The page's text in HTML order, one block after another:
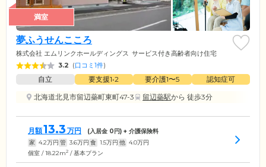
満室
夢ふうせんこころ
株式会社 エムリンクホールディングス サービス付き高齢者向け住宅
3.2 (口コミ1件)
自立 要支援1•2 要介護1〜5
認知症可
北海道北見市留辺蘂町東町47-3
留辺蘂駅から 徒歩3分
月額13.3 万円 (入居金 0円) + 介護保険料
家 4.2万円 管 3.6万円 食 1.5万円 他 4.0万円
個室 / 18.22m2 / 基本プラン